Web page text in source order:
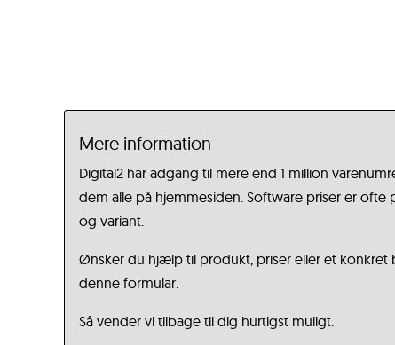
Mere information
Digital2 har adgang til mere end 1 million
dem alle på hjemmesiden. Software priser er ofte
og variant.
Ønsker du hjælp til produkt, priser eller et konkret
denne formular.
Så vender vi tilbage til dig hurtigst muligt.